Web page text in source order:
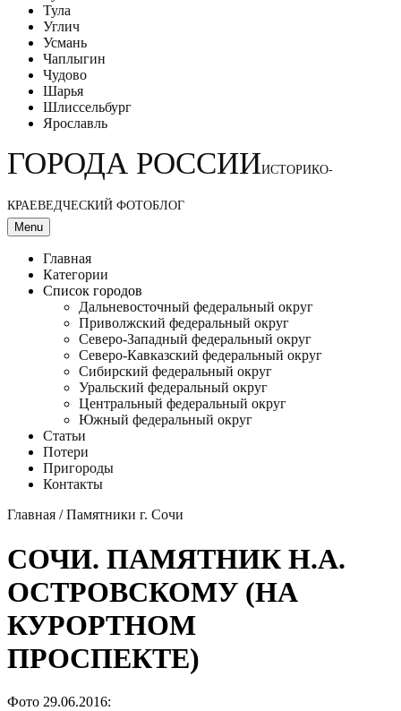
Тула
Углич
Усмань
Чаплыгин
Чудово
Шарья
Шлиссельбург
Ярославль
ГОРОДА РОССИИИСТОРИКО-
КРАЕВЕДЧЕСКИЙ ФОТОБЛОГ
Menu
Главная
Категории
Список городов
Дальневосточный федеральный округ
Приволжский федеральный округ
Северо-Западный федеральный округ
Северо-Кавказский федеральный округ
Сибирский федеральный округ
Уральский федеральный округ
Центральный федеральный округ
Южный федеральный округ
Статьи
Потери
Пригороды
Контакты
Главная /Памятники г. Сочи
СОЧИ. ПАМЯТНИК Н.А.
ОСТРОВСКОМУ (НА
КУРОРТНОМ
ПРОСПЕКТЕ)
Фото 29.06.2016: